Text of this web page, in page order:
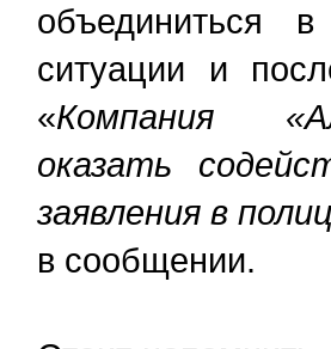
объединиться
ситуации и
«Компания
оказать
заявления в
в сообщении.